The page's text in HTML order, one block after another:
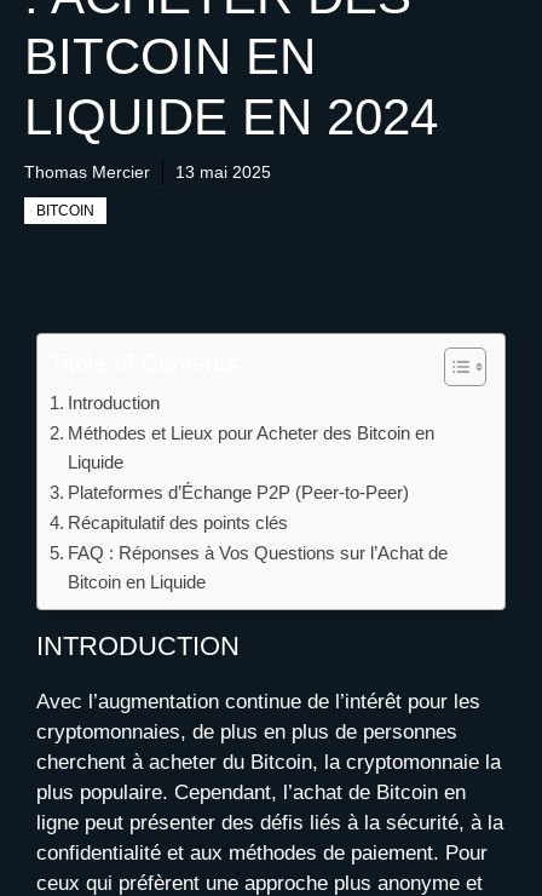
BITCOIN EN
LIQUIDE EN 2024
Thomas Mercier 13 mai 2025
BITCOIN
Introduction
Méthodes et Lieux pour Acheter des Bitcoin en
Liquide
Plateformes d’Échange P2P (Peer-to-Peer)
Récapitulatif des points clés
FAQ : Réponses à Vos Questions sur l’Achat de
Bitcoin en Liquide
INTRODUCTION
Avec l’augmentation continue de l’intérêt pour les
cryptomonnaies, de plus en plus de personnes
cherchent à acheter du Bitcoin, la cryptomonnaie la
plus populaire. Cependant, l’achat de Bitcoin en
ligne peut présenter des défis liés à la sécurité, à la
confidentialité et aux méthodes de paiement. Pour
ceux qui préfèrent une approche plus anonyme et